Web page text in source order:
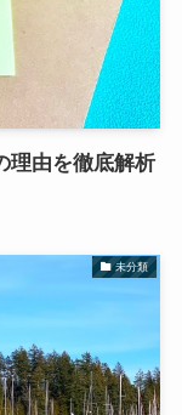
理由を徹底解析
未分類